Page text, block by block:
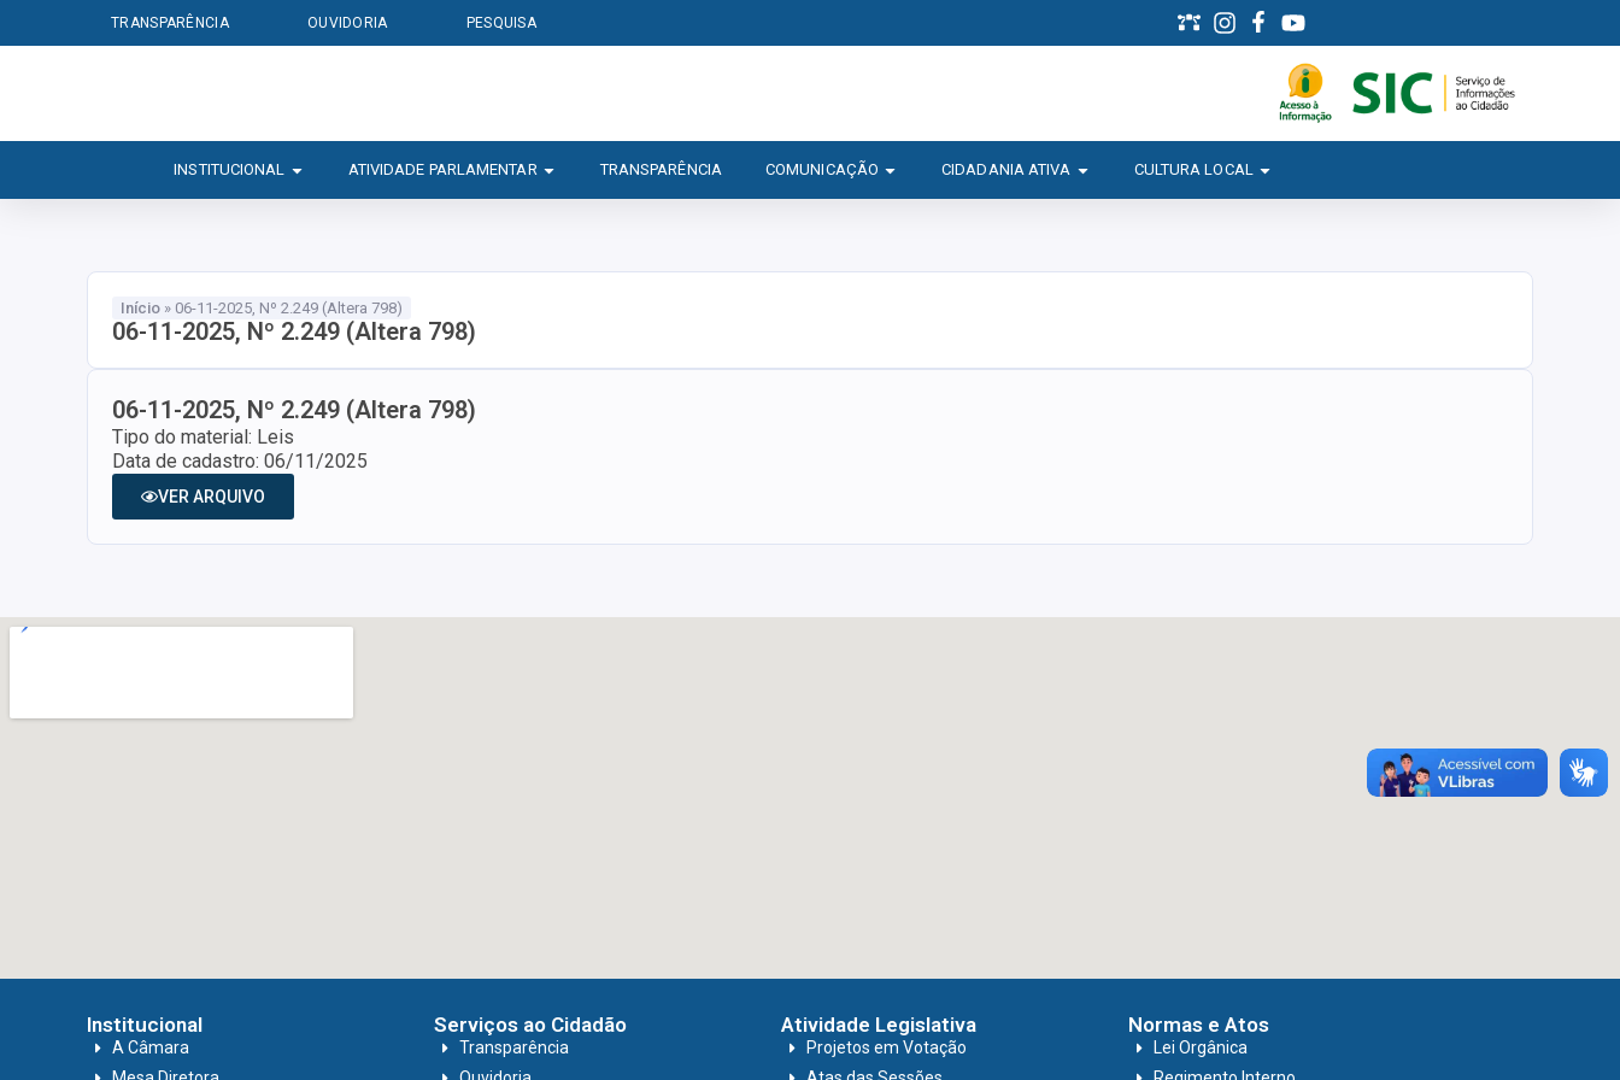
TRANSPARÊNCIA OUVIDORIA PESQUISA
INSTITUCIONAL ATIVIDADE PARLAMENTAR TRANSPARÊNCIA COMUNICAÇÃO CIDADANIA ATIVA CULTURA LOCAL
Início » 06-11-2025, Nº 2.249 (Altera 798)
06-11-2025, Nº 2.249 (Altera 798)
06-11-2025, Nº 2.249 (Altera 798)
Tipo do material: Leis
Data de cadastro: 06/11/2025
VER ARQUIVO
Institucional
A Câmara
Serviços ao Cidadão
Transparência
Atividade Legislativa
Projetos em Votação
Normas e Atos
Lei Orgânica